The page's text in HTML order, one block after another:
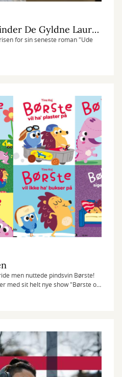
Niels Krause-Kjær vinder De Gyldne Laurbær
for sin seneste roman "Ude
men nuttede pindsvin Børste!
med sit helt nye show "Børste og